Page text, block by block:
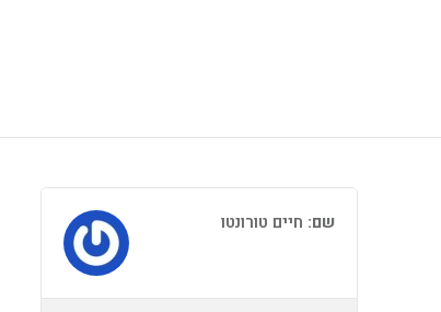
שם: חיים טורונטו